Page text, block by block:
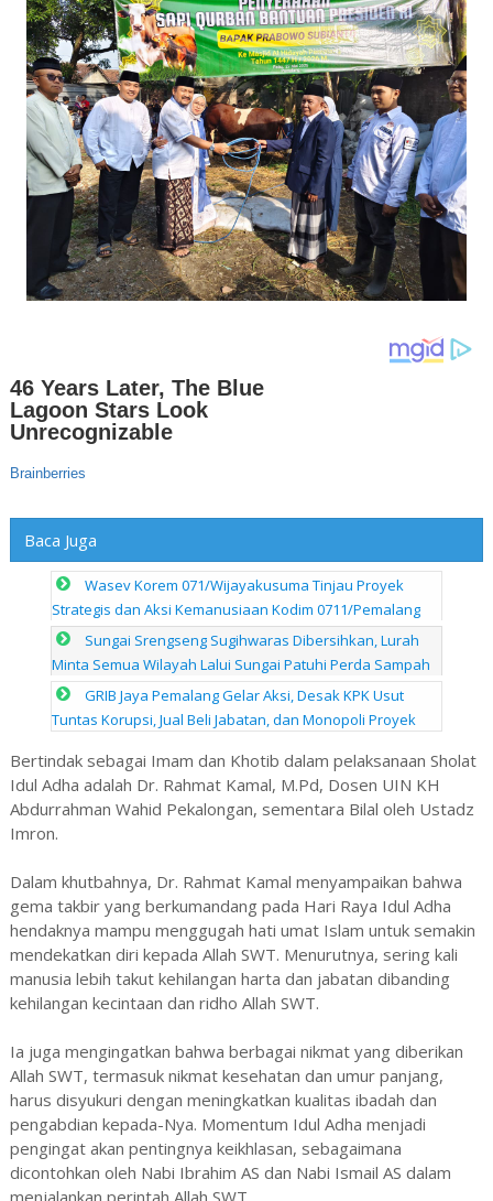
Baca Juga
Wasev Korem 071/Wijayakusuma Tinjau Proyek
Strategis dan Aksi Kemanusiaan Kodim 0711/Pemalang
Sungai Srengseng Sugihwaras Dibersihkan, Lurah
Minta Semua Wilayah Lalui Sungai Patuhi Perda Sampah
GRIB Jaya Pemalang Gelar Aksi, Desak KPK Usut
Tuntas Korupsi, Jual Beli Jabatan, dan Monopoli Proyek
Bertindak sebagai Imam dan Khotib dalam pelaksanaan Sholat
Idul Adha adalah Dr. Rahmat Kamal, M.Pd, Dosen UIN KH
Abdurrahman Wahid Pekalongan, sementara Bilal oleh Ustadz
Imron.
Dalam khutbahnya, Dr. Rahmat Kamal menyampaikan bahwa
gema takbir yang berkumandang pada Hari Raya Idul Adha
hendaknya mampu menggugah hati umat Islam untuk semakin
mendekatkan diri kepada Allah SWT. Menurutnya, sering kali
manusia lebih takut kehilangan harta dan jabatan dibanding
kehilangan kecintaan dan ridho Allah SWT.
Ia juga mengingatkan bahwa berbagai nikmat yang diberikan
Allah SWT, termasuk nikmat kesehatan dan umur panjang,
harus disyukuri dengan meningkatkan kualitas ibadah dan
pengabdian kepada-Nya. Momentum Idul Adha menjadi
pengingat akan pentingnya keikhlasan, sebagaimana
dicontohkan oleh Nabi Ibrahim AS dan Nabi Ismail AS dalam
menjalankan perintah Allah SWT.